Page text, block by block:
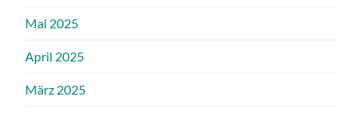
Mai 2025
April 2025
März 2025